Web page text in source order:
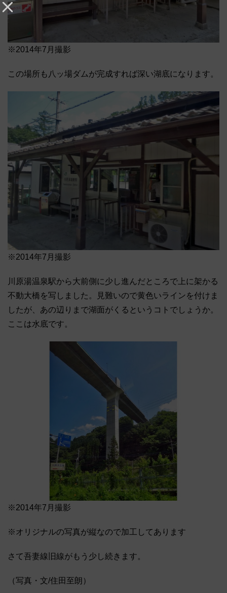
※2014年7月撮影
この場所も八ッ場ダムが完成すれば深い湖底になります。
※2014年7月撮影
川原湯温泉駅から大前側に少し進んだところで上に架かる
不動大橋を写しました。見難いので黄色いラインを付けま
したが、あの辺りまで湖面がくるというコトでしょうか。
ここは水底です。
※2014年7月撮影
※オリジナルの写真が縦なので加工してあります
さて吾妻線旧線がもう少し続きます。
（写真・文/住田至朗）